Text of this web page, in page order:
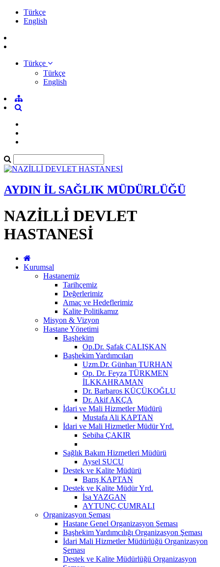
Türkçe
English
Türkçe
Türkçe
English
AYDIN İL SAĞLIK MÜDÜRLÜĞÜ
NAZİLLİ DEVLET
HASTANESİ
Kurumsal
Hastanemiz
Tarihçemiz
Değerlerimiz
Amaç ve Hedeflerimiz
Kalite Politikamız
Misyon & Vizyon
Hastane Yönetimi
Başhekim
Op.Dr. Şafak ÇALIŞKAN
Başhekim Yardımcıları
Uzm.Dr. Günhan TURHAN
Op. Dr. Feyza TÜRKMEN
İLKKAHRAMAN
Dr. Barbaros KÜÇÜKOĞLU
Dr. Akif AKÇA
İdari ve Mali Hizmetler Müdürü
Mustafa Ali KAPTAN
İdari ve Mali Hizmetler Müdür Yrd.
Sebiha ÇAKIR
Sağlık Bakım Hizmetleri Müdürü
Aysel SUCU
Destek ve Kalite Müdürü
Barış KAPTAN
Destek ve Kalite Müdür Yrd.
İsa YAZGAN
AYTUNÇ ÇUMRALI
Organizasyon Şeması
Hastane Genel Organizasyon Şeması
Başhekim Yardımcılığı Organizasyon Şeması
İdari Mali Hizmetler Müdürlüğü Organizasyon
Şeması
Destek ve Kalite Müdürlüğü Organizasyon